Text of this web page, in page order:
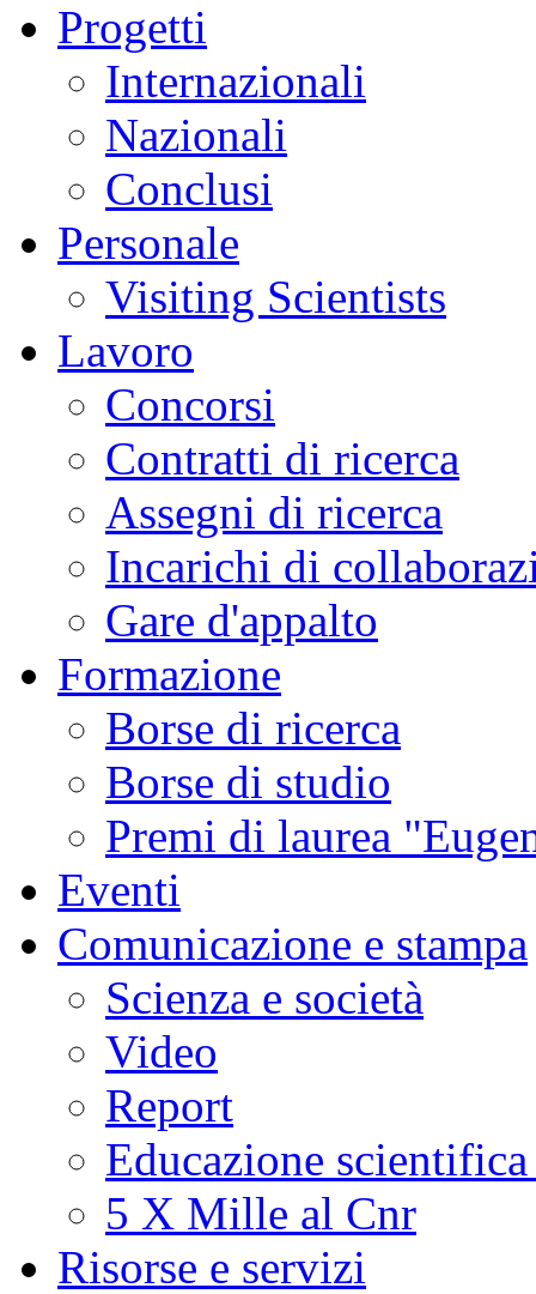
Progetti
Internazionali
Nazionali
Conclusi
Personale
Visiting Scientists
Lavoro
Concorsi
Contratti di ricerca
Assegni di ricerca
Incarichi di
Gare d'appalto
Formazione
Borse di ricerca
Borse di studio
Premi di laurea
Eventi
Comunicazione e stampa
Scienza e società
Video
Report
Educazione
5 X Mille al Cnr
Risorse e servizi